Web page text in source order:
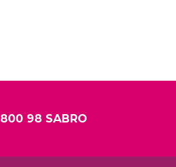
800 98 SABRO